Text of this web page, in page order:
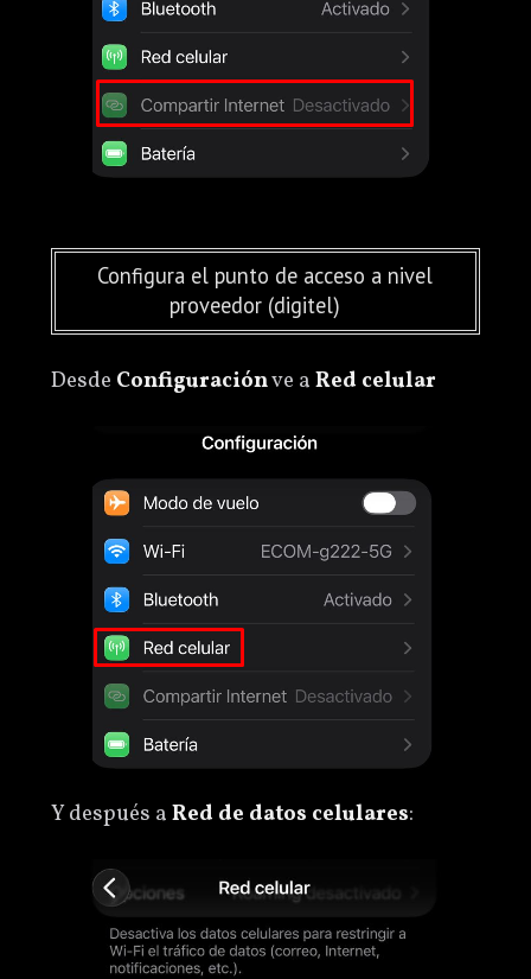
Configura el punto de acceso a nivel
proveedor (digitel)
Desde Configuraciónve aRed celular
Y después aRed de datos celulares: